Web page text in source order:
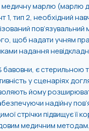
медичну марлю (марлю
1, тип 2, необхідний
щоб надати учням
надання
бавовни, є
у сценаріях
йому
надійну
стрічки підвищує її
медичним методам.